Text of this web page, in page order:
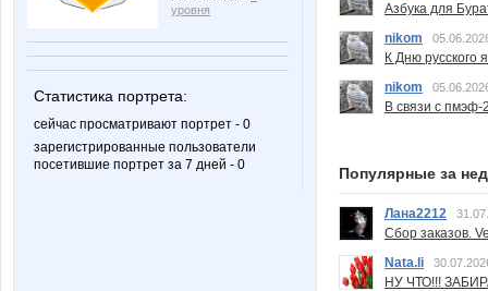
уровня
Статистика портрета:
сейчас просматривают портрет - 0
зарегистрированные пользователи
посетившие портрет за 7 дней - 0
Азбука для
nikom
К Дню русского
nikom
В связи с пмэф-
Популярные за
Лана2212
Сбор заказов.
Nata.li
НУ ЧТО!!!